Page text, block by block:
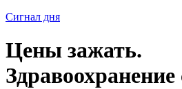
Сигнал дня
Цены зажать.